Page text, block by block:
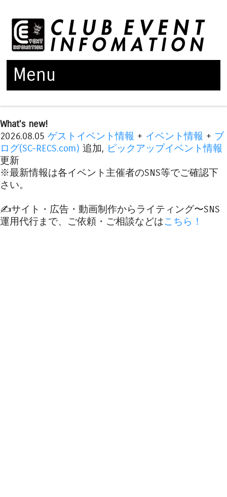
Menu
What's new!
2026.08.05 ゲストイベント情報 + イベント情報 + ブ
ログ(SC-RECS.com) 追加, ピックアップイベント情報
更新
※最新情報は各イベント主催者のSNS等でご確認下
さい。
✍️サイト・広告・動画制作からライティング〜SNS
運用代行まで、ご依頼・ご相談などはこちら！